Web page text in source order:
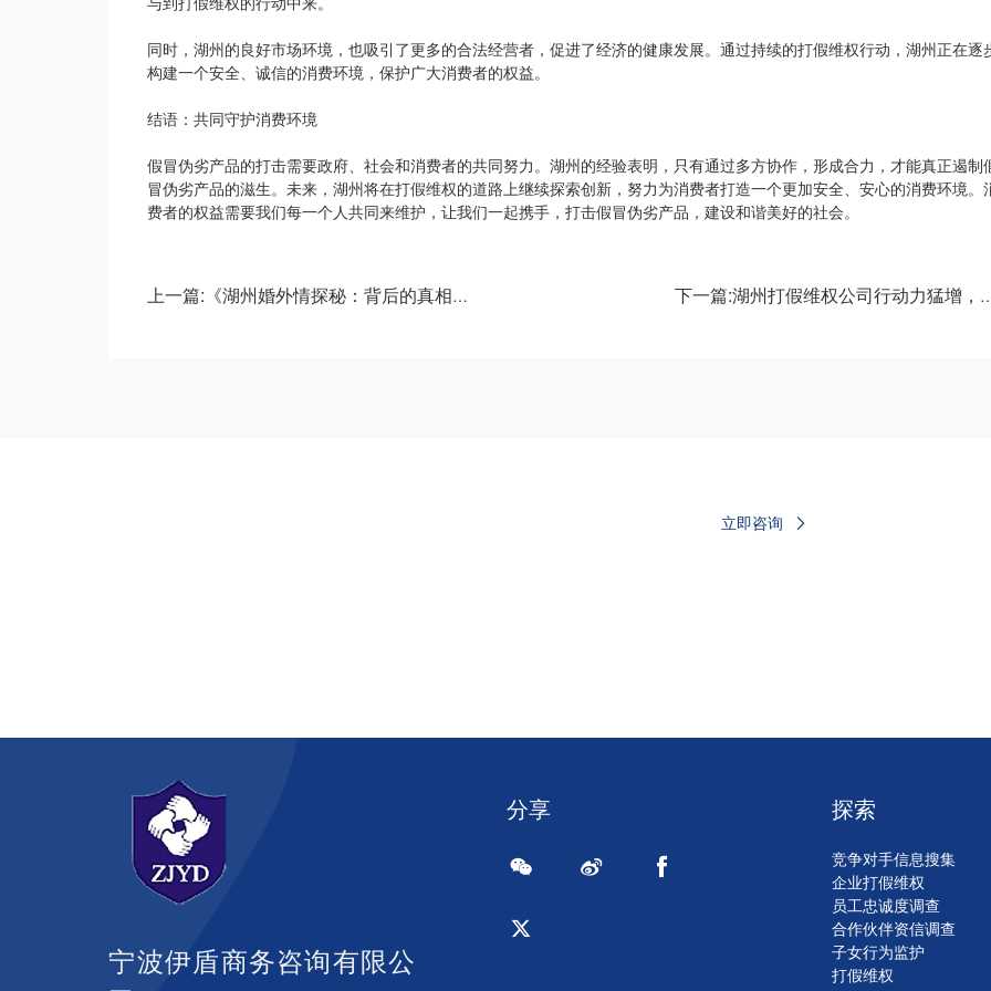
同时，湖州的良好市场环境，也吸引了更多的合法经营者，促进了经济的健康发展。通过持续的打假维权行动，湖州正在逐
构建一个安全、诚信的消费环境，保护广大消费者的权益。
结语：共同守护消费环境
假冒伪劣产品的打击需要政府、社会和消费者的共同努力。湖州的经验表明，只有通过多方协作，形成合力，才能真正遏制
冒伪劣产品的滋生。未来，湖州将在打假维权的道路上继续探索创新，努力为消费者打造一个更加安全、安心的消费环境。
费者的权益需要我们每一个人共同来维护，让我们一起携手，打击假冒伪劣产品，建设和谐美好的社会。
上一篇:《湖州婚外情探秘：背后的真相与影响》 下一篇:湖州打假维权公司行
立即咨询
宁波伊盾商务咨询有限公
分享 探索
竞争对手信息搜集
企业打假维权
员工忠诚度调查
合作伙伴资信调查
子女行为监护
打假维权